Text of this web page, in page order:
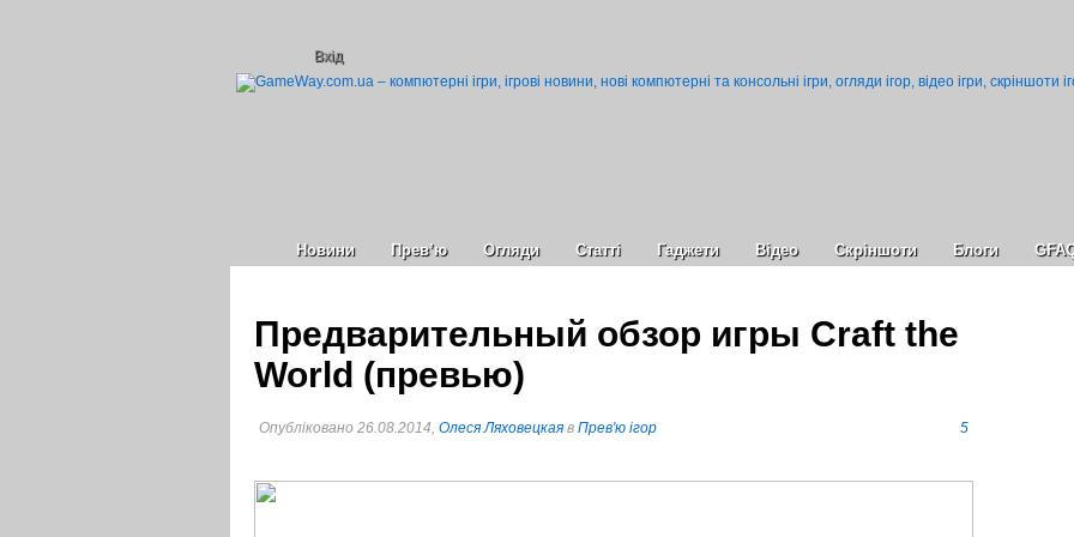
Вхід
Новини Прев’ю Огляди Статті Гаджети Відео Cкріншоти Блоги
Предварительный обзор игры Craft the
World (превью)
Опубліковано 26.08.2014, Олеся Ляховецкая в Прев'ю ігор 5